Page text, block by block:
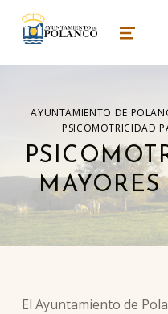
ayuntamiento
AYUNTAMIENTO DE POLANCO MENU
AYUNTAMIENTO DE
PSICOMOTRICIDAD
El Ayuntamiento de